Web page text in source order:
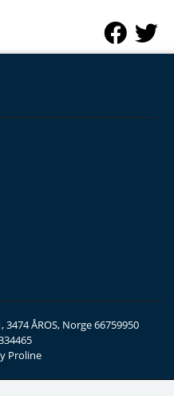
ÅROS, Norge 66759950
Proline